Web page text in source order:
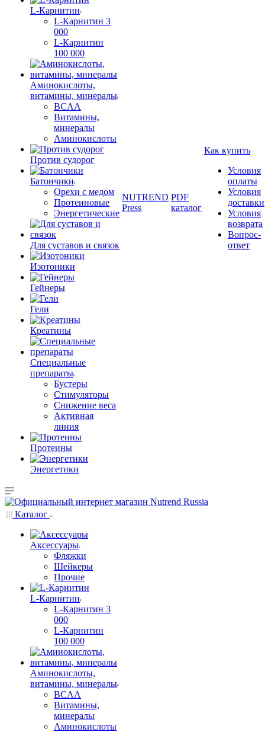
L-Карнитин
L-Карнитин 3
000
L-Карнитин
100 000
Аминокислоты,
витамины, минералы
BCAA
Витамины,
минералы
Аминокислоты
Против судорог
Батончики
Орехи с медом
Протеиновые
Энергетические
Для суставов и связок
Изотоники
Гейнеры
Гели
Креатины
Специальные
препараты
Бустеры
Стимуляторы
Снижение веса
Активная
линия
Протеины
Энергетики
NUTREND
Press
PDF
каталог
Как купить
Условия
оплаты
Условия
доставки
Условия
возврата
Вопрос-
ответ
Каталог
Аксессуары
Фляжки
Шейкеры
Прочие
L-Карнитин
L-Карнитин 3
000
L-Карнитин
100 000
Аминокислоты,
витамины, минералы
BCAA
Витамины,
минералы
Аминокислоты